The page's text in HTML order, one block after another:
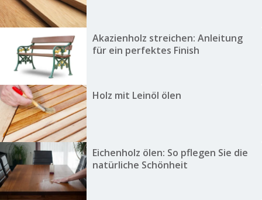
Akazienholz streichen: Anleitung
für ein perfektes Finish
Holz mit Leinöl ölen
Eichenholz ölen: So pflegen Sie die
natürliche Schönheit